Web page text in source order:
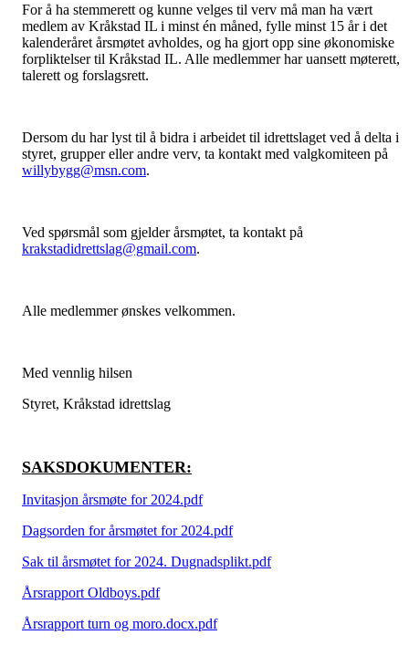
For å ha stemmerett og kunne velges til verv må man ha vært
medlem av Kråkstad IL i minst én måned, fylle minst 15 år i det
kalenderåret årsmøtet avholdes, og ha gjort opp sine økonomiske
forpliktelser til Kråkstad IL. Alle medlemmer har uansett møterett,
talerett og forslagsrett.
Dersom du har lyst til å bidra i arbeidet til idrettslaget ved å delta i
styret, grupper eller andre verv, ta kontakt med valgkomiteen på
willybygg@msn.com.
Ved spørsmål som gjelder årsmøtet, ta kontakt på
krakstadidrettslag@gmail.com.
Alle medlemmer ønskes velkommen.
Med vennlig hilsen
Styret, Kråkstad idrettslag
SAKSDOKUMENTER:
Invitasjon årsmøte for 2024.pdf
Dagsorden for årsmøtet for 2024.pdf
Sak til årsmøtet for 2024. Dugnadsplikt.pdf
Årsrapport Oldboys.pdf
Årsrapport turn og moro.docx.pdf